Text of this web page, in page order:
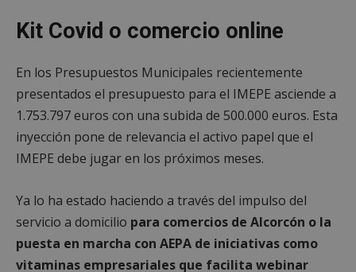
Kit Covid o comercio online
En los Presupuestos Municipales recientemente
presentados el presupuesto para el IMEPE asciende a
1.753.797 euros con una subida de 500.000 euros. Esta
inyección pone de relevancia el activo papel que el
IMEPE debe jugar en los próximos meses.
Ya lo ha estado haciendo a través del impulso del
servicio a domicilio para comercios de Alcorcón o la
puesta en marcha con AEPA de iniciativas como
vitaminas empresariales que facilita webinar